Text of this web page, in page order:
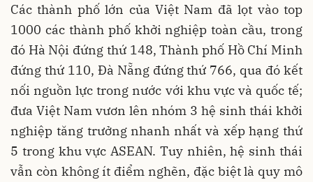
Các thành phố lớn của Việt Nam đã lọt vào top
1000 các thành phố khởi nghiệp toàn cầu, trong
đó Hà Nội đứng thứ 148, Thành phố Hồ Chí Minh
đứng thứ 110, Đà Nẵng đứng thứ 766, qua đó kết
nối nguồn lực trong nước với khu vực và quốc tế;
đưa Việt Nam vươn lên nhóm 3 hệ sinh thái khởi
nghiệp tăng trưởng nhanh nhất và xếp hạng thứ
5 trong khu vực ASEAN. Tuy nhiên, hệ sinh thái
vẫn còn không ít điểm nghẽn, đặc biệt là quy mô